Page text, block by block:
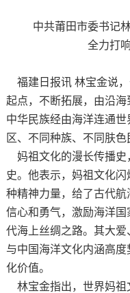
中共莆田市委书记
全力打
福建日报讯 林宝金说
起点，不断拓展，由沿
中华民族经由海洋连通
区、不同种族、不同肤色
妈祖文化的漫长传播史
史。他表示，妈祖文化
种精神力量，给了古代航
信心和勇气，激励海洋
代海上丝绸之路。其大爱
与中国海洋文化内涵高
化价值。
林宝金指出，世界妈祖